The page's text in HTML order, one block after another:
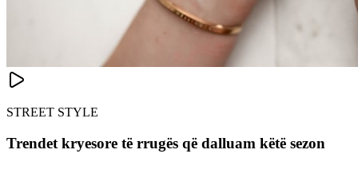
STREET STYLE
Trendet kryesore të rrugës që dalluam këtë sezon